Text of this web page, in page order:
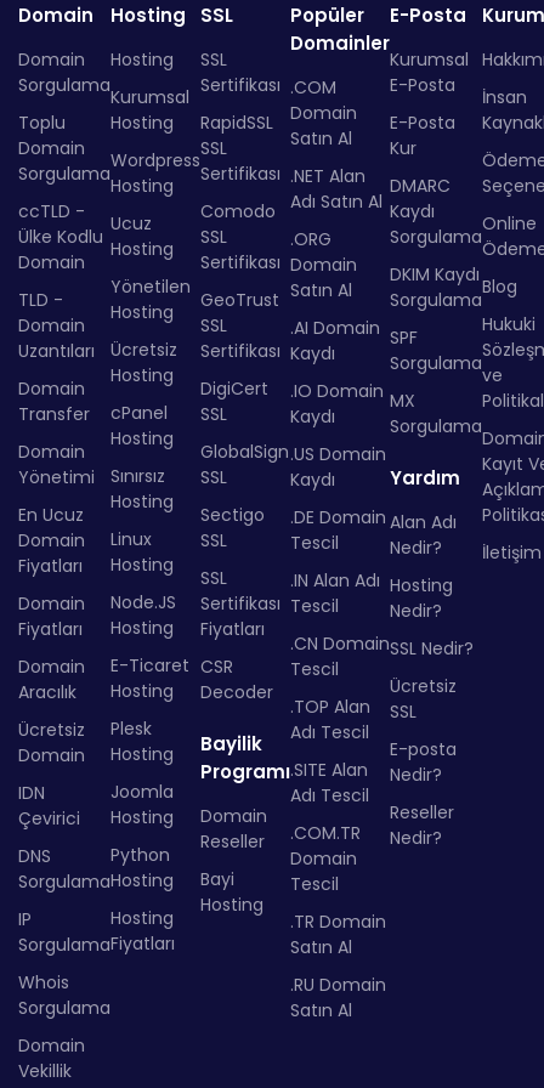
Domain
Domain
Sorgulama
Toplu
Domain
Sorgulama
ccTLD -
Ülke Kodlu
Domain
TLD -
Domain
Uzantıları
Domain
Transfer
Domain
Yönetimi
En Ucuz
Domain
Fiyatları
Domain
Fiyatları
Domain
Aracılık
Ücretsiz
Domain
IDN
Çevirici
DNS
Sorgulama
IP
Sorgulama
Whois
Sorgulama
Domain
Vekillik
Hosting
Hosting
Kurumsal
Hosting
Wordpress
Hosting
Ucuz
Hosting
Yönetilen
Hosting
Ücretsiz
Hosting
cPanel
Hosting
Sınırsız
Hosting
Linux
Hosting
Node.JS
Hosting
E-Ticaret
Hosting
Plesk
Hosting
Joomla
Hosting
Python
Hosting
Hosting
Fiyatları
SSL
SSL
Sertifikası
RapidSSL
SSL
Sertifikası
Comodo
SSL
Sertifikası
GeoTrust
SSL
Sertifikası
DigiCert
SSL
GlobalSign
SSL
Sectigo
SSL
SSL
Sertifikası
Fiyatları
CSR
Decoder
Bayilik
Programı
Domain
Reseller
Bayi
Hosting
Popüler
Domainler
.COM
Domain
Satın Al
.NET Alan
Adı Satın Al
.ORG
Domain
Satın Al
.AI Domain
Kaydı
.IO Domain
Kaydı
.US Domain
Kaydı
.DE Domain
Tescil
.IN Alan Adı
Tescil
.CN Domain
Tescil
.TOP Alan
Adı Tescil
.SITE Alan
Adı Tescil
.COM.TR
Domain
Tescil
.TR Domain
Satın Al
.RU Domain
Satın Al
E-Posta
Kurumsal
E-Posta
E-Posta
Kur
DMARC
Kaydı
Sorgulama
DKIM Kaydı
Sorgulama
SPF
Sorgulama
MX
Sorgulama
Yardım
Alan Adı
Nedir?
Hosting
Nedir?
SSL Nedir?
Ücretsiz
SSL
E-posta
Nedir?
Reseller
Nedir?
İnsan
Online
Blog
Hukuki
ve
Kayıt
İletişim